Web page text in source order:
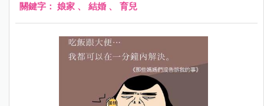
關鍵字： 娘家 、 結婚 、 育兒